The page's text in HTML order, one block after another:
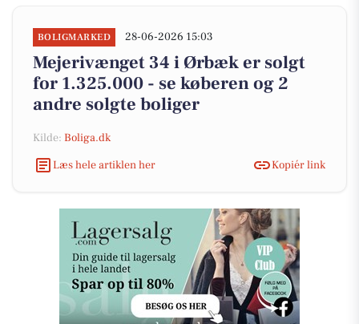
BOLIGMARKED 28-06-2026 15:03
Mejerivænget 34 i Ørbæk er solgt
for 1.325.000 - se køberen og 2
andre solgte boliger
Kilde: Boliga.dk
Læs hele artiklen her
Kopiér link